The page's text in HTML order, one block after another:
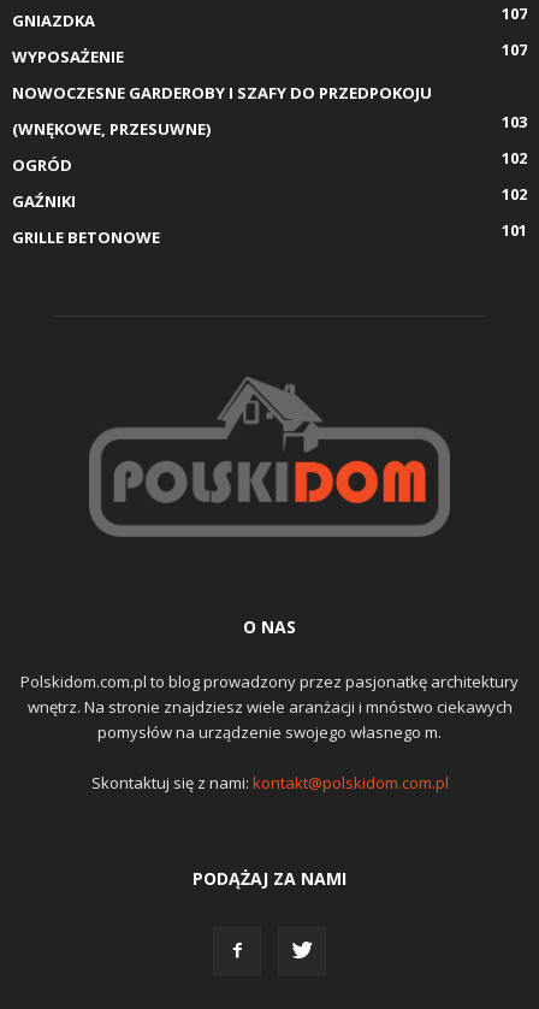
GNIAZDKA
107
WYPOSAŻENIE
107
NOWOCZESNE GARDEROBY I SZAFY DO PRZEDPOKOJU
(WNĘKOWE, PRZESUWNE)
103
OGRÓD
102
GAŹNIKI
102
GRILLE BETONOWE
101
O NAS
Polskidom.com.pl to blog prowadzony przez pasjonatkę architektury
wnętrz. Na stronie znajdziesz wiele aranżacji i mnóstwo ciekawych
pomysłów na urządzenie swojego własnego m.
Skontaktuj się z nami: kontakt@polskidom.com.pl
PODĄŻAJ ZA NAMI